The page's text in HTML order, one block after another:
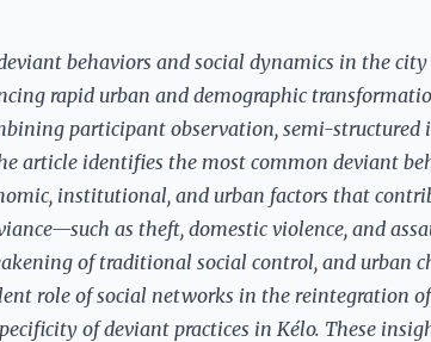
behaviors and social dynamics in the
rapid urban and demographic
participant observation, semi-structured
article identifies the most common deviant
institutional, and urban factors that
as theft, domestic violence, and
of traditional social control, and urban
role of social networks in the reintegration
of deviant practices in Kélo. These